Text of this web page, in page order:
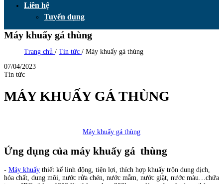
Liên hệ
Tuyển dụng
Máy khuấy gá thùng
Trang chủ / Tin tức / Máy khuấy gá thùng
07/04/2023
Tin tức
MÁY KHUẤY GÁ THÙNG
Máy khuấy gá thùng
Ứng dụng của máy khuấy gá thùng
- Máy khuấy thiết kế linh động, tiện lợi, thích hợp khuấy trộn dung dịch,
hóa chất, dung môi, nước rửa chén, nước mắm, nước giặt, nước màu…chứa